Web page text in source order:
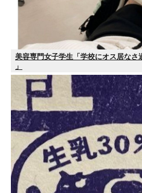
美容専門女子学生「学校にオス居なさ
」